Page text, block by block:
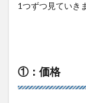
1つずつ見ていき
①：価格